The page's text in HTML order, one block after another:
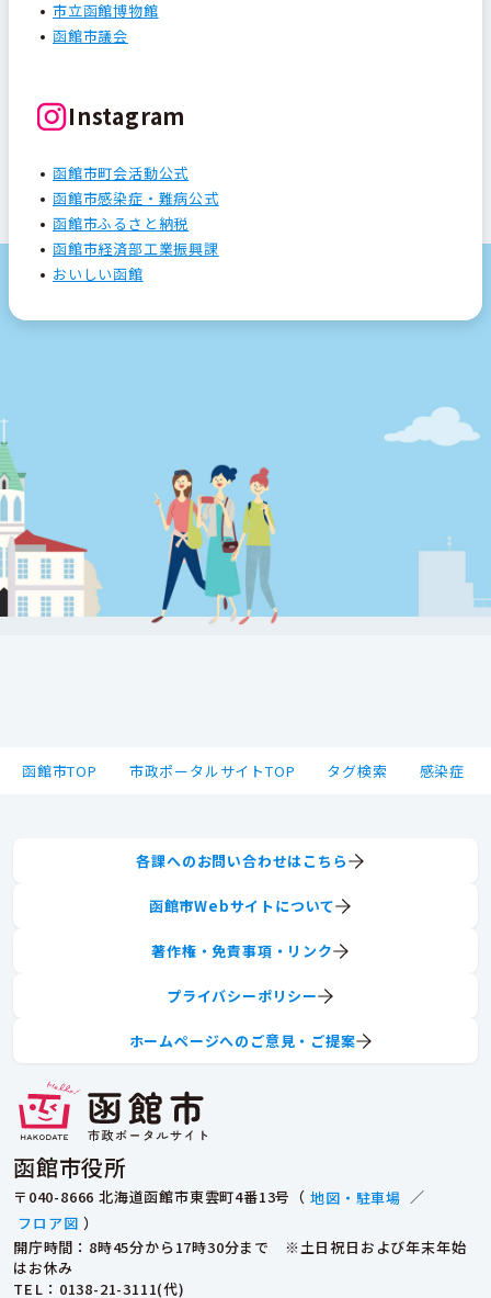
市立函館博物館
函館市議会
Instagram
函館市町会活動公式
函館市感染症・難病公式
函館市ふるさと納税
函館市経済部工業振興課
おいしい函館
函館市TOP 市政ポータルサイトTOP タグ検索 感染症
函館市役所
〒040-8666 北海道函館市東雲町4番13号（ 地図・駐車場 ／
フロア図 ）
開庁時間：8時45分から17時30分まで ※土日祝日および年末年始
はお休み
TEL ：0138-21-3111(代)
各課へのお問い合わせはこちら
函館市Webサイトについて
著作権・免責事項・リンク
プライバシーポリシー
ホームページへのご意見・ご提案